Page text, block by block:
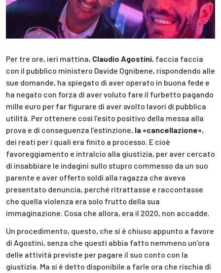
Per tre ore, ieri mattina, Claudio Agostini, faccia faccia
con il pubblico ministero Davide Ognibene, rispondendo alle
sue domande, ha spiegato di aver operato in buona fede e
ha negato con forza di aver voluto fare il furbetto pagando
mille euro per far figurare di aver svolto lavori di pubblica
utilità. Per ottenere così l’esito positivo della messa alla
prova e di conseguenza l’estinzione, la «cancellazione»,
dei reati per i quali era finito a processo. E cioè
favoreggiamento e intralcio alla giustizia, per aver cercato
di insabbiare le indagini sullo stupro commesso da un suo
parente e aver offerto soldi alla ragazza che aveva
presentato denuncia, perché ritrattasse e raccontasse
che quella violenza era solo frutto della sua
immaginazione. Cosa che allora, era il 2020, non accadde.
Un procedimento, questo, che si è chiuso appunto a favore
di Agostini, senza che questi abbia fatto nemmeno un’ora
delle attività previste per pagare il suo conto con la
giustizia. Ma si è detto disponibile a farle ora che rischia di